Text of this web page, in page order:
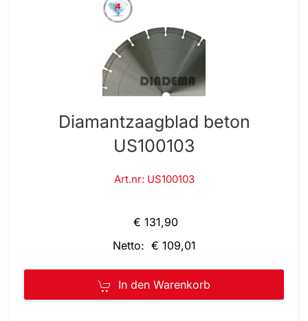
Diamantzaagblad beton
US100103
Art.nr: US100103
€ 131,90
Netto: € 109,01
In den Warenkorb